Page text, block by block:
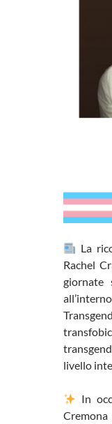
La
Rachel
giornate
livello
In